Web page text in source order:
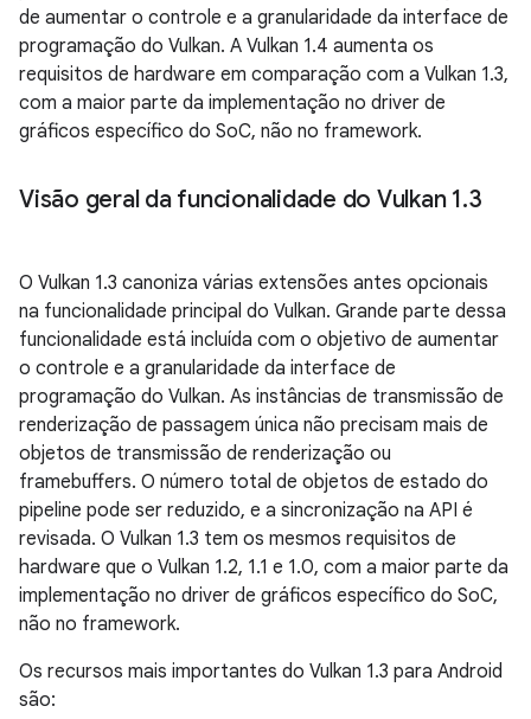
de aumentar o controle e a granularidade da interface de
programação do Vulkan. A Vulkan 1.4 aumenta os
requisitos de hardware em comparação com a Vulkan 1.3,
com a maior parte da implementação no driver de
gráficos específico do SoC, não no framework.
Visão geral da funcionalidade do Vulkan 1.3
O Vulkan 1.3 canoniza várias extensões antes opcionais
na funcionalidade principal do Vulkan. Grande parte dessa
funcionalidade está incluída com o objetivo de aumentar
o controle e a granularidade da interface de
programação do Vulkan. As instâncias de transmissão de
renderização de passagem única não precisam mais de
objetos de transmissão de renderização ou
framebuffers. O número total de objetos de estado do
pipeline pode ser reduzido, e a sincronização na API é
revisada. O Vulkan 1.3 tem os mesmos requisitos de
hardware que o Vulkan 1.2, 1.1 e 1.0, com a maior parte da
implementação no driver de gráficos específico do SoC,
não no framework.
Os recursos mais importantes do Vulkan 1.3 para Android
são: